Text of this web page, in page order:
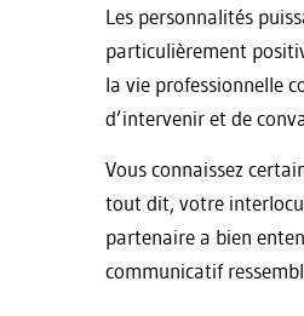
Les personnalités
particulièrement
la vie professionnelle
d’intervenir et de
Vous connaissez
tout dit, votre
partenaire a bien
communicatif